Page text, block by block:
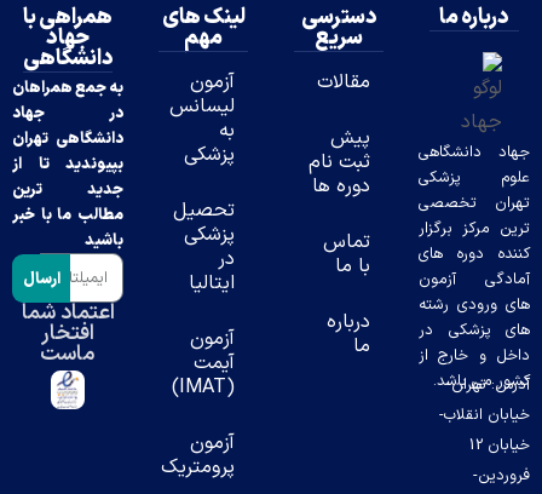
درباره ما
دانشگاهی
پزشکی
تخصصی
مرکز برگزار
دوره های
آزمون
ورودی رشته
پزشکی در
و خارج از
می باشد.
تهران-
انقلاب-
خیابان 12
دسترسی
سریع
مقالات
پیش
ثبت نام
دوره ها
تماس
با ما
درباره
لینک های
مهم
آزمون
لیسانس
پزشکی
تحصیل
پزشکی
ایتالیا
آزمون
آیمت
آزمون
پرومتریک
همراهی با
جهاد
دانشگاهی
به جمع همراهان
در جهاد
دانشگاهی تهران
بپیوندید تا از
جدید ترین
مطالب ما با خبر
باشید
ارسال
اعتماد شما
افتخار
ماست